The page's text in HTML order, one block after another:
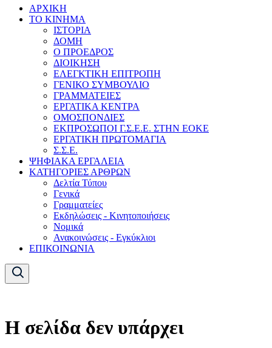
ΑΡΧΙΚΗ
ΤΟ ΚΙΝΗΜΑ
ΙΣΤΟΡΙΑ
ΔΟΜΗ
Ο ΠΡΟΕΔΡΟΣ
ΔΙΟΙΚΗΣΗ
ΕΛΕΓΚΤΙΚΗ ΕΠΙΤΡΟΠΗ
ΓΕΝΙΚΟ ΣΥΜΒΟΥΛΙΟ
ΓΡΑΜΜΑΤΕΙΕΣ
ΕΡΓΑΤΙΚΑ ΚΕΝΤΡΑ
ΟΜΟΣΠΟΝΔΙΕΣ
ΕΚΠΡΟΣΩΠΟΙ Γ.Σ.Ε.Ε. ΣΤΗΝ ΕΟΚΕ
ΕΡΓΑΤΙΚΗ ΠΡΩΤΟΜΑΓΙΑ
Σ.Σ.Ε.
ΨΗΦΙΑΚΑ ΕΡΓΑΛΕΙΑ
ΚΑΤΗΓΟΡΙΕΣ ΑΡΘΡΩΝ
Δελτία Τύπου
Γενικά
Γραμματείες
Εκδηλώσεις - Κινητοποιήσεις
Νομικά
Ανακοινώσεις - Εγκύκλιοι
ΕΠΙΚΟΙΝΩΝΙΑ
Η σελίδα δεν υπάρχει